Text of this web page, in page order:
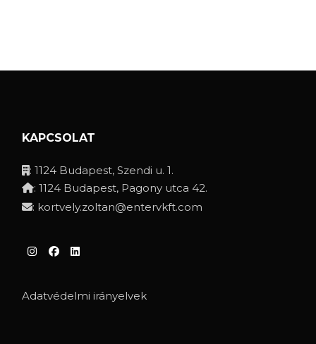
KAPCSOLAT
: 1124 Budapest, Szendi u. 1.
: 1124 Budapest, Pagony utca 42.
: kortvely.zoltan@entervkft.com
Adatvédelmi irányelvek